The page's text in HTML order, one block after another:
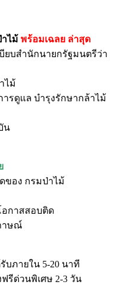
ไม้ พร้อมเฉลย ล่าสุด
ยบสำนักนายกรัฐมนตรีว่า
ไม้
รดูแล บำรุงรักษากล้าไม้
น
ของ กรมป่าไม้
กาสสอบติด
าษณ์
บภายใน 5-20 นาที
รีด่วนพิเศษ 2-3 วัน